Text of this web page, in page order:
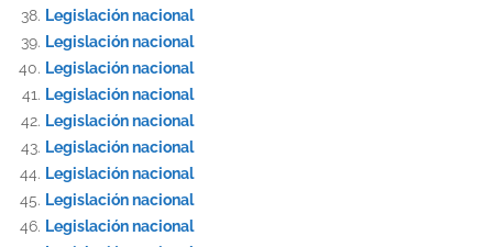
Legislación nacional
Legislación nacional
Legislación nacional
Legislación nacional
Legislación nacional
Legislación nacional
Legislación nacional
Legislación nacional
Legislación nacional